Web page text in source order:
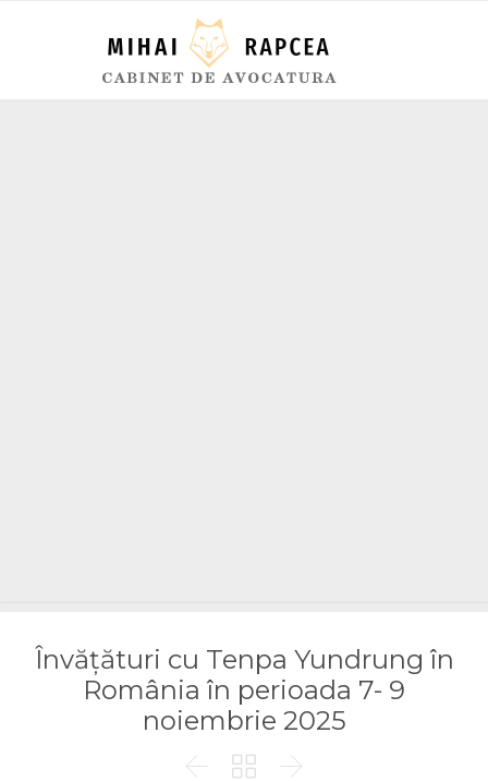
Învățături cu Tenpa Yundrung în
România în perioada 7- 9
noiembrie 2025
  